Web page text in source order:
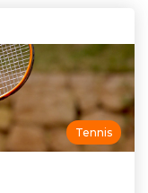
Tennis